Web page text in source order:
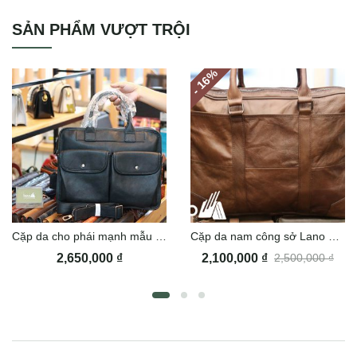
SẢN PHẨM VƯỢT TRỘI
2,650,000 ₫
- 16
%
2,500,000₫
2,100,000 ₫